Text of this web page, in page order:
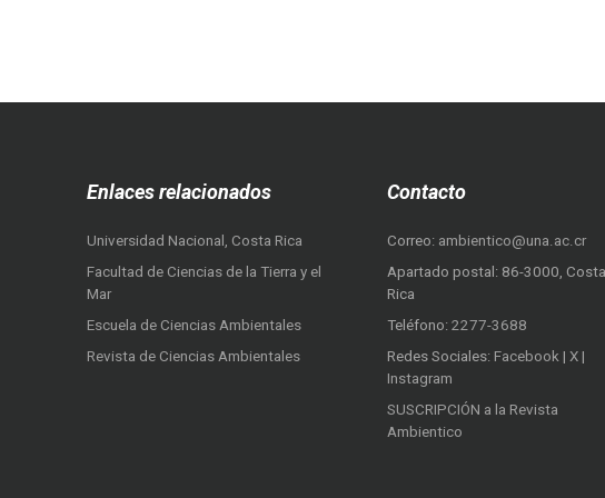
Enlaces relacionados
Universidad Nacional, Costa Rica
Facultad de Ciencias de la Tierra y el
Mar
Escuela de Ciencias Ambientales
Revista de Ciencias Ambientales
Contacto
Correo: ambientico@una.ac.cr
Apartado postal: 86-3000, Costa
Rica
Teléfono: 2277-3688
Redes Sociales: Facebook | X |
Instagram
SUSCRIPCIÓN a la Revista
Ambientico